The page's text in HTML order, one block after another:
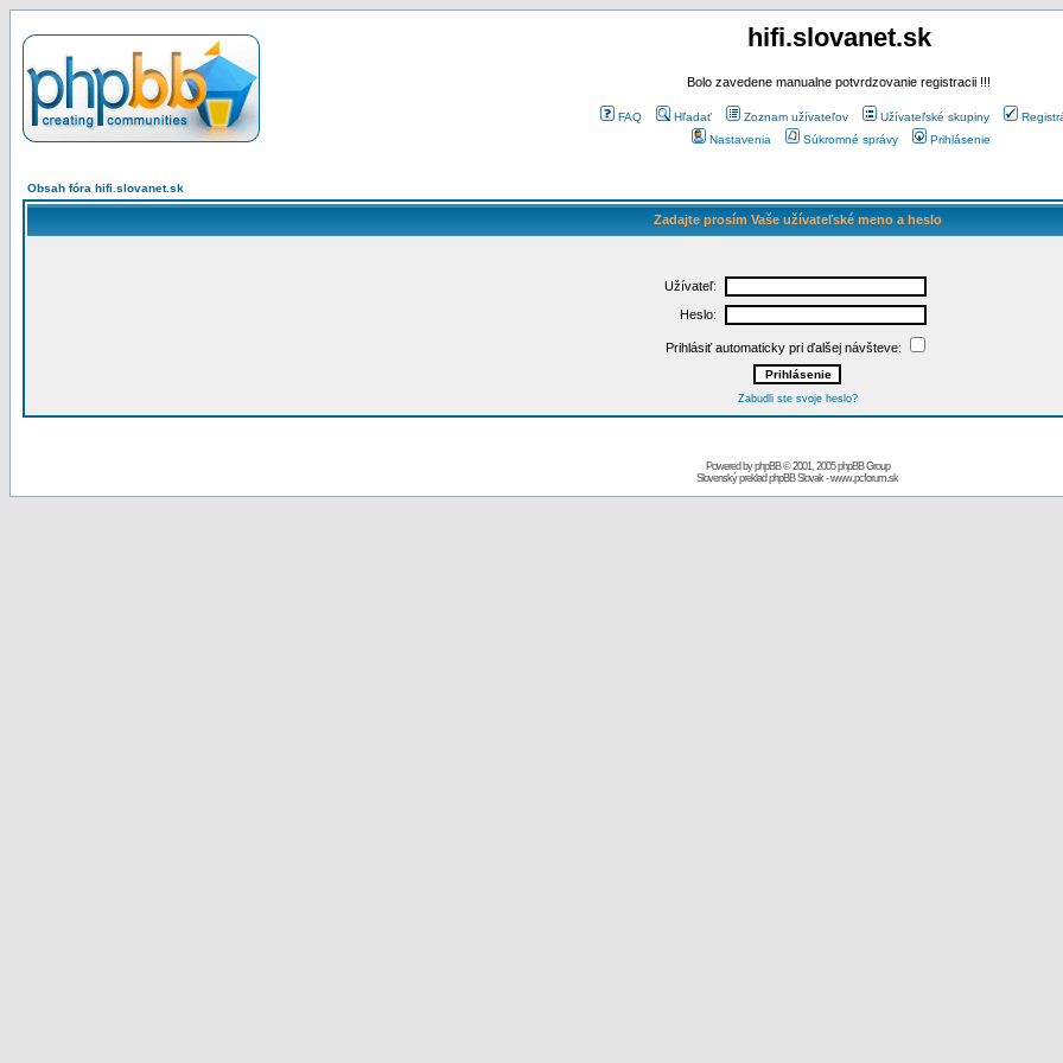
hifi.slovanet.sk
Bolo zavedene manualne potvrdzovanie registracii !!!
FAQ Hľadať Zoznam užívateľov Užívateľské skupiny
Nastavenia
Súkromné správy Prihlásenie
Obsah fóra hifi.slovanet.sk
Zadajte prosím Vaše užívateľské meno a heslo
Užívateľ:
Heslo:
Prihlásiť automaticky pri ďalšej návšteve:
Zabudli ste svoje heslo?
Powered byphpBB© 2001, 2005 phpBB Group
Slovenský preklad phpBB Slovak-www.pcforum.sk